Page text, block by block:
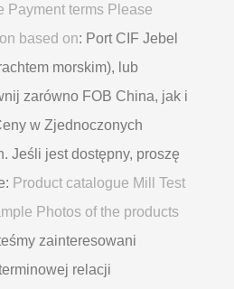
Payment terms Please
based on: Port CIF Jebel
morskim), lub
zarówno FOB China, jak i
w Zjednoczonych
Jeśli jest dostępny, proszę
Product catalogue Mill Test
Photos of the products
zainteresowani
relacji